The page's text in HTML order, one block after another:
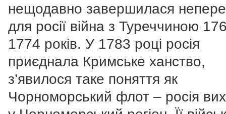
нещодавно завершилася
для росії війна з Туреччиною
1774 років. У 1783 році росія
приєднала Кримське ханство,
з’явилося таке поняття як
Чорноморський флот – росія